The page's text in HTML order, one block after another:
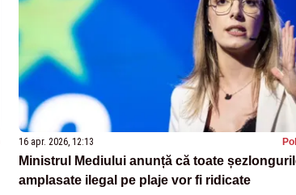
16 apr. 2026, 12:13
Ministrul Mediului anunță că toate
amplasate ilegal pe plaje vor fi ridicate